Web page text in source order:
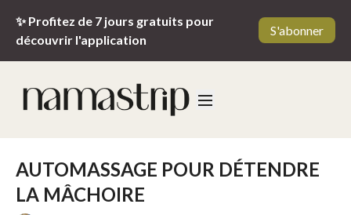
✨ Profitez de 7 jours gratuits pour
découvrir l'application
S'abonner
AUTOMASSAGE POUR DÉTENDRE
LA MÂCHOIRE